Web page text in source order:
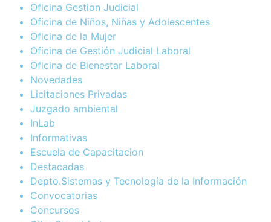
Oficina Gestion Judicial
Oficina de Niños, Niñas y Adolescentes
Oficina de la Mujer
Oficina de Gestión Judicial Laboral
Oficina de Bienestar Laboral
Novedades
Licitaciones Privadas
Juzgado ambiental
InLab
Informativas
Escuela de Capacitacion
Destacadas
Depto.Sistemas y Tecnología de la Información
Convocatorias
Concursos